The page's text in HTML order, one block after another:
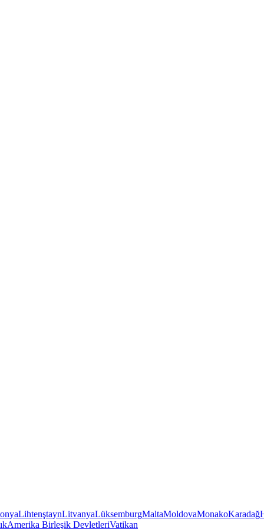
LihtenştaynLitvanyaLüksemburgMaltaMoldovaMonakoKaradağ
Amerika Birleşik DevletleriVatikan